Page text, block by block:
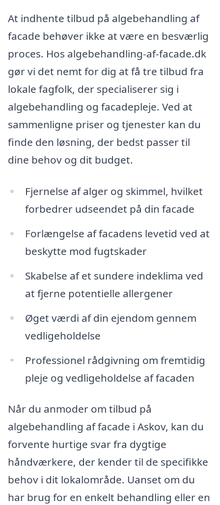
At indhente tilbud på algebehandling af
facade behøver ikke at være en besværlig
proces. Hos algebehandling-af-facade.dk
gør vi det nemt for dig at få tre tilbud fra
lokale fagfolk, der specialiserer sig i
algebehandling og facadepleje. Ved at
sammenligne priser og tjenester kan du
finde den løsning, der bedst passer til
dine behov og dit budget.
Fjernelse af alger og skimmel, hvilket
forbedrer udseendet på din facade
Forlængelse af facadens levetid ved at
beskytte mod fugtskader
Skabelse af et sundere indeklima ved
at fjerne potentielle allergener
Øget værdi af din ejendom gennem
vedligeholdelse
Professionel rådgivning om fremtidig
pleje og vedligeholdelse af facaden
Når du anmoder om tilbud på
algebehandling af facade i Askov, kan du
forvente hurtige svar fra dygtige
håndværkere, der kender til de specifikke
behov i dit lokalområde. Uanset om du
har brug for en enkelt behandling eller en